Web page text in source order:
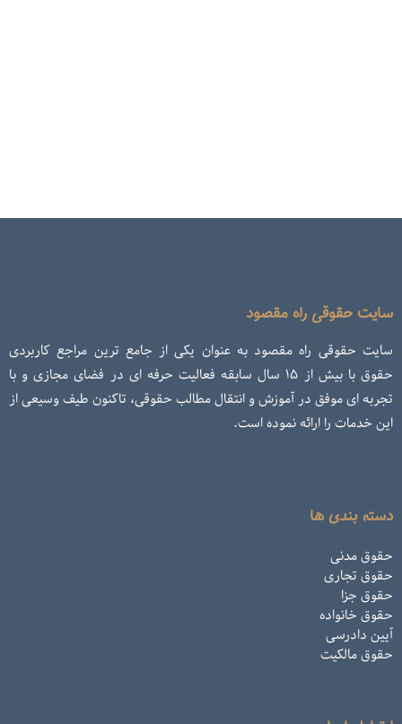
سایت حقوقی راه مقصود
سایت حقوقی راه مقصود به عنوان یکی از جامع ترین مراجع کاربردی
حقوق با بیش از ۱۵ سال سابقه فعالیت حرفه ای در فضای مجازی و با
تجربه ای موفق در آموزش و انتقال مطالب حقوقی، تاکنون طیف وسیعی از
این خدمات را ارائه نموده است.
دسته بندی ها
حقوق مدنی
حقوق تجاری
حقوق جزا
حقوق خانواده
آیین دادرسی
حقوق مالکیت